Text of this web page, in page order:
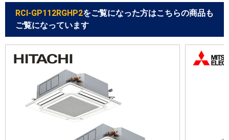
RCI-GP112RGHP2をご覧になった方はこちらの商品も
ご覧になっています